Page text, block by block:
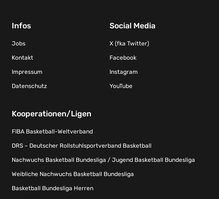
Infos
Jobs
Kontakt
Impressum
Datenschutz
Social Media
X (fka Twitter)
Facebook
Instagram
YouTube
Kooperationen/Ligen
FIBA Basketball-Weltverband
DRS – Deutscher Rollstuhlsportverband Basketball
Nachwuchs Basketball Bundesliga / Jugend Basketball Bundesliga
Weibliche Nachwuchs Basketball Bundesliga
Basketball Bundesliga Herren